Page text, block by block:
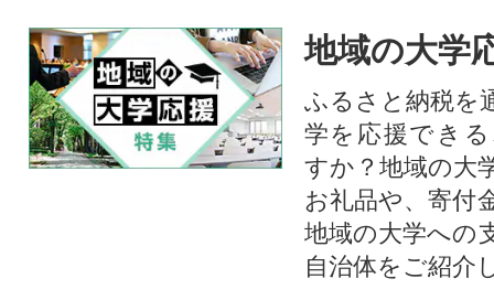
地域の大学
ふるさと納税を
学を応援でき
すか？地域の大
お礼品や、寄付
地域の大学への
自治体をご紹介